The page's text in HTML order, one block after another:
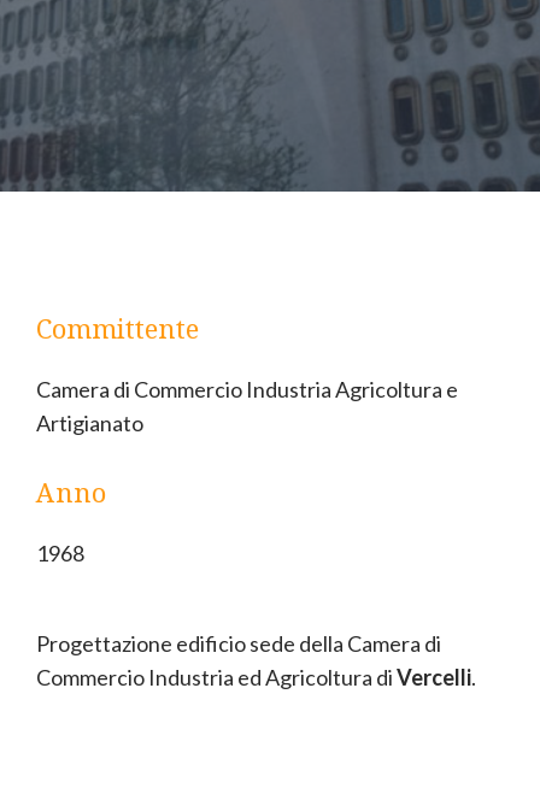
Committente
Camera di Commercio Industria Agricoltura e
Artigianato
Anno
1968
Progettazione edificio sede della Camera di
Commercio Industria ed Agricoltura diVercelli.